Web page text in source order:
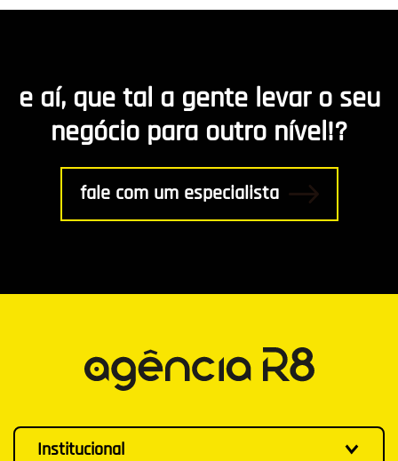
Desenvolvimento de app
R8 Indica
Gestão
e aí, que tal a gente levar o seu
negócio para outro nível!?
fale com um especialista
Institucional